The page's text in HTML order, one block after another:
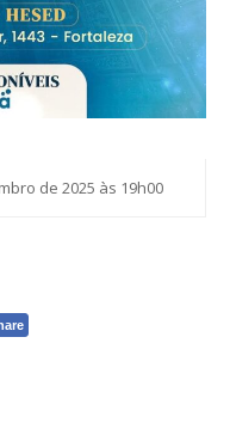
de 2025 às 19h00